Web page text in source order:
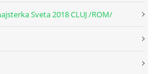
Sveta 2018 CLUJ /ROM/